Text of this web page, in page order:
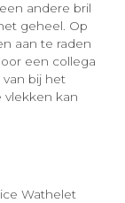
andere bril
geheel. Op
aan te raden
een collega
van bij het
vlekken kan
Wathelet